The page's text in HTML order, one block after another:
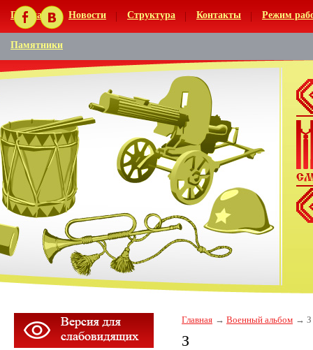
Главная Новости Структура Контакты Режим
Памятники
Главная Военный альбом З
З